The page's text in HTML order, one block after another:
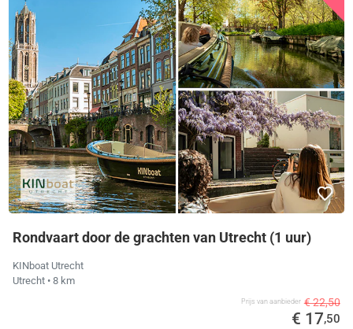
Rondvaart door de grachten van Utrecht (1 uur)
KINboat Utrecht
Utrecht • 8 km
Prijs van aanbieder € 22,50
€ 17,50